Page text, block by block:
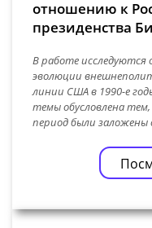
отношению к
президенства
В работе
эволюции
линии США в 1990-е
темы обусловлена
период были заложены